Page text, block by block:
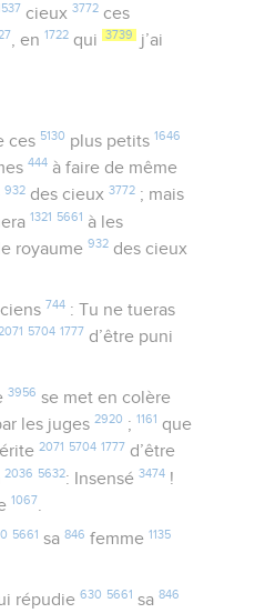
cieux 3772ces
27, en 1722 qui 3739
j’ai
ces 5130 plus petits 1646
444 à faire de même
932 des cieux3772 ; mais
1321 5661
à les
le royaume932 des cieux
744: Tu ne tueras
2071 5704 1777 d’être puni
3956 se met en colère
les juges2920 ; 1161 que
2071 5704 1777 d’être
2036 5632: Insensé3474 !
1067
5661 sa 846 femme 1135
répudie 630 5661 sa 846